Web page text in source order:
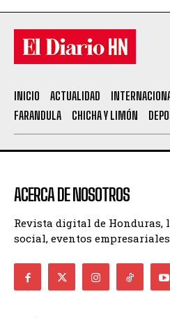
INICIO ACTUALIDAD
FARANDULA
CHICHA Y LIMÓN
ACERCA DE NOSOTROS
Revista digital de Honduras,
social, eventos